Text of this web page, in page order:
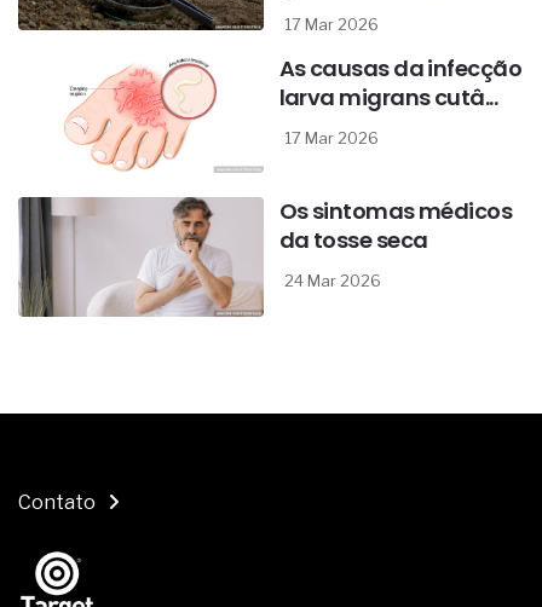
17 Mar 2026
As causas da infecção
larva migrans cutâ...
17 Mar 2026
Os sintomas médicos
da tosse seca
24 Mar 2026
Contato